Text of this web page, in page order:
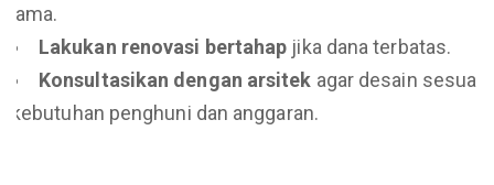
lama.
Lakukan renovasi bertahap jika dana terbatas.
Konsultasikan dengan arsitek agar desain sesuai
kebutuhan penghuni dan anggaran.